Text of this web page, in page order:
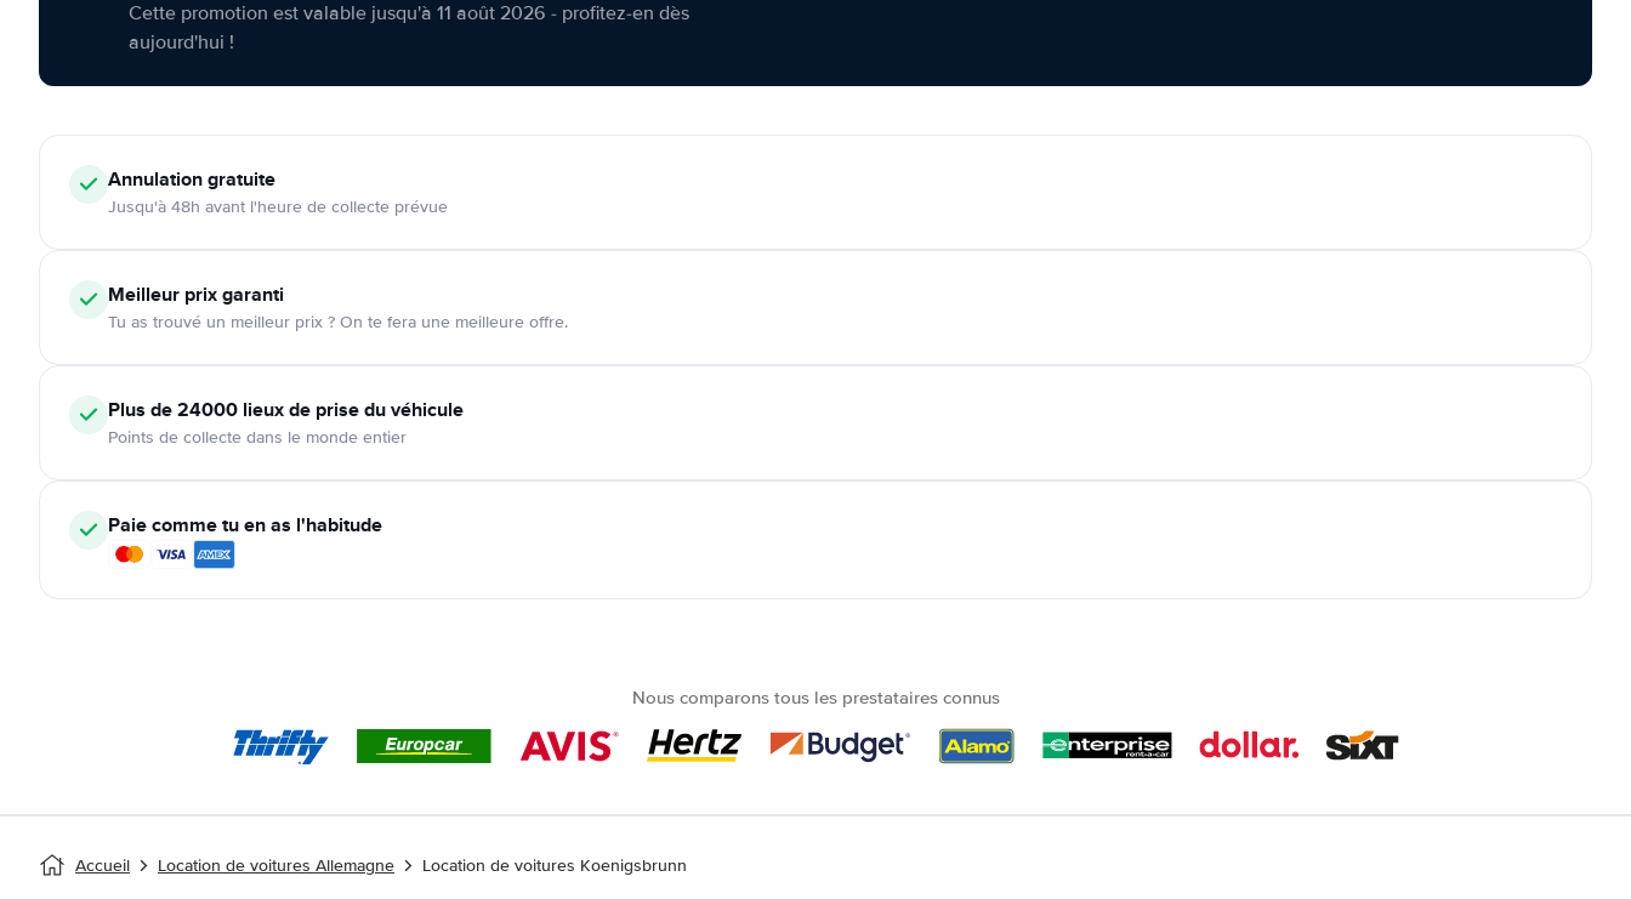
Cette promotion est valable jusqu'à 11 août 2026 - profitez-en dès
aujourd'hui !
Annulationgratuite
Jusqu'à 48h avant l'heure de collecte prévue
Meilleur prix garanti
Tu as trouvé un meilleur prix ? On te fera une meilleure offre.
Plus de 24000 lieux de prise du véhicule
Points de collecte dans le monde entier
Paie comme tu en as l'habitude
Nous comparons tous les prestataires connus
Accueil Location de voitures Allemagne Location de voitures Koenigsbrunn